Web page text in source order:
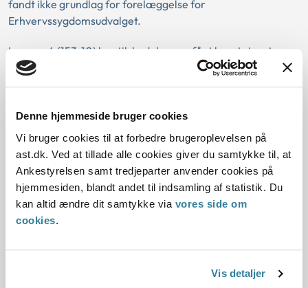
Denne hjemmeside bruger cookies
Vi bruger cookies til at forbedre brugeroplevelsen på
ast.dk. Ved at tillade alle cookies giver du samtykke til, at
Ankestyrelsen samt tredjeparter anvender cookies på
hjemmesiden, blandt andet til indsamling af statistik. Du
kan altid ændre dit samtykke via vores side om
cookies.
Vis detaljer
fandt ikke grundlag for forelæggelse for
Erhvervssygdomsudvalget.
I sag nr. 4 (153-10) har tilskadekomne fået konstateret
Parkinsons syge. Dette er omfattet af fortegnelsen over
erhvervssygdomme, dog ikke efter udsættelse for kviksølv.
fortegnelsen over erhvervssygdomme. Det var oplyst, at
der ikke havde været symptomer på kviksølvsforgiftning.
Ankestyrelsen fandt ikke grundlag for forelæggelse for
Erhvervssygdomsudvalget til vurdering af udsættelsen for
kviksølv.